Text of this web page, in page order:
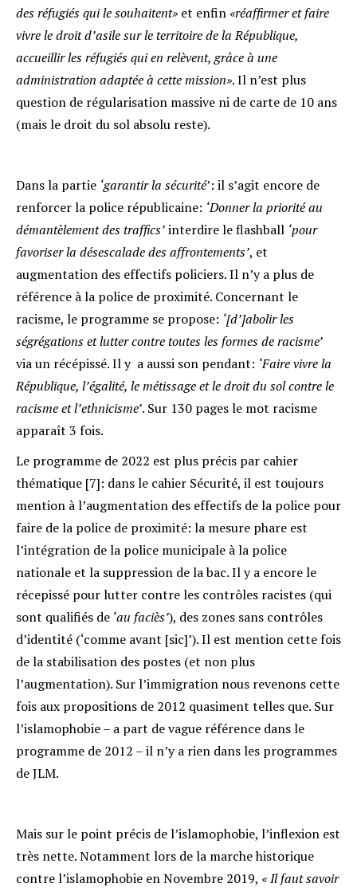
des réfugiés qui le souhaitent» et enfin «réaffirmer et faire
vivre le droit d’asile sur le territoire de la République,
accueillir les réfugiés qui en relèvent, grâce à une
administration adaptée à cette mission». Il n’est plus
question de régularisation massive ni de carte de 10 ans
(mais le droit du sol absolu reste).
Dans la partie ‘garantir la sécurité’: il s’agit encore de
renforcer la police républicaine: ‘Donner la priorité au
démantèlement des traffics’interdire le flashball ‘pour
favoriser la désescalade des affrontements’, et
augmentation des effectifs policiers. Il n’y a plus de
référence à la police de proximité. Concernant le
racisme, le programme se propose: ‘[d’]abolir les
ségrégations et lutter contre toutes les formes de racisme’
via un récépissé. Il y a aussi son pendant: ‘Faire vivre la
République, l’égalité, le métissage et le droit du sol contre le
racisme et l’ethnicisme’. Sur 130 pages le mot racisme
apparaît 3 fois.
Le programme de 2022 est plus précis par cahier
thématique [7]: dans le cahier Sécurité, il est toujours
mention à l’augmentation des effectifs de la police pour
faire de la police de proximité: la mesure phare est
l’intégration de la police municipale à la police
nationale et la suppression de la bac. Il y a encore le
récepissé pour lutter contre les contrôles racistes (qui
sont qualifiés de ‘au faciès’), des zones sans contrôles
d’identité (‘comme avant [sic]’). Il est mention cette fois
de la stabilisation des postes (et non plus
l’augmentation). Sur l’immigration nous revenons cette
fois aux propositions de 2012 quasiment telles que. Sur
l’islamophobie – a part de vague référence dans le
programme de 2012 – il n’y a rien dans les programmes
de JLM.
Mais sur le point précis de l’islamophobie, l’inflexion est
très nette. Notamment lors de la marche historique
contre l’islamophobie en Novembre 2019, « Il faut savoir